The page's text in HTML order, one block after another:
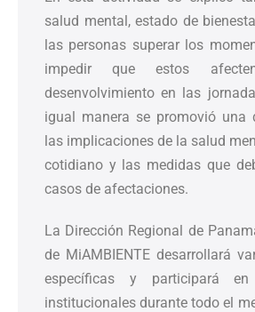
salud mental, estado de
las personas superar los
impedir que estos
desenvolvimiento en las
igual manera se promovió una
las implicaciones de la salud
cotidiano y las medidas que
casos de afectaciones.
La Dirección Regional de
de MiAMBIENTE desarrollará
específicas y participará
institucionales durante todo el